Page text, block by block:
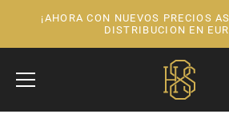
¡AHORA CON NUEVOS PRECIOS
DISTRIBUCION EN